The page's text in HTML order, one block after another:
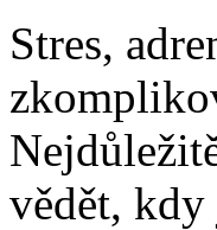
Stres,
vědět, kdy